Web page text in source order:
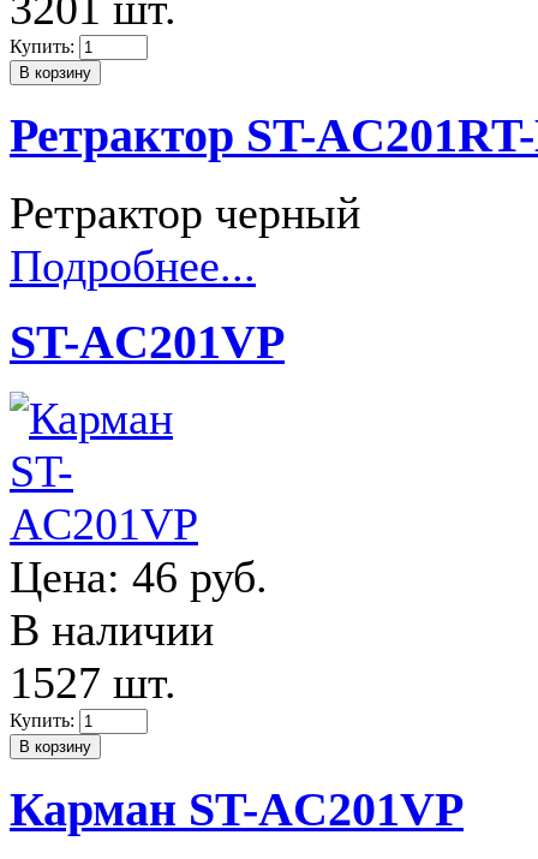
Купить:
Ретрактор ST-
Ретрактор черный
Подробнее...
ST-AC201VP
Цена: 46 руб.
В наличии
1527 шт.
Купить:
Карман ST-AC201VP